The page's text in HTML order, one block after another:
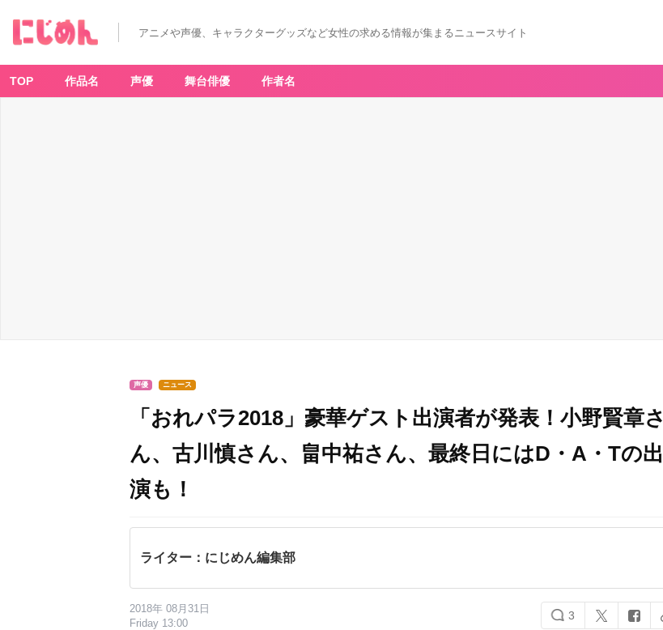
アニメや声優、キャラクターグッズなど女性の求める情報が集まるニュースサイト
TOP 作品名 声優 舞台俳優 作者名
声優 ニュース
「おれパラ2018」豪華ゲスト出演者が発表！小野賢章さ
ん、古川慎さん、畠中祐さん、最終日にはD・A・Tの出
演も！
ライター：にじめん編集部
2018年 08月31日
Friday 13:00
3